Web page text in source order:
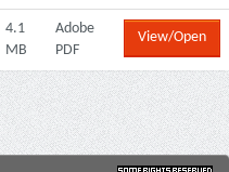
4.1
MB
Adobe
PDF
View/Open